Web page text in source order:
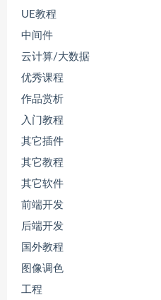
UE教程
中间件
云计算/大数据
优秀课程
作品赏析
入门教程
其它插件
其它教程
其它软件
前端开发
后端开发
国外教程
图像调色
工程